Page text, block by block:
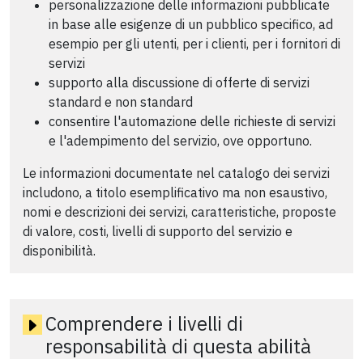
personalizzazione delle informazioni pubblicate
in base alle esigenze di un pubblico specifico, ad
esempio per gli utenti, per i clienti, per i fornitori di
servizi
supporto alla discussione di offerte di servizi
standard e non standard
consentire l'automazione delle richieste di servizi
e l'adempimento del servizio, ove opportuno.
Le informazioni documentate nel catalogo dei servizi
includono, a titolo esemplificativo ma non esaustivo,
nomi e descrizioni dei servizi, caratteristiche, proposte
di valore, costi, livelli di supporto del servizio e
disponibilità.
Comprendere i livelli di
responsabilità di questa abilità